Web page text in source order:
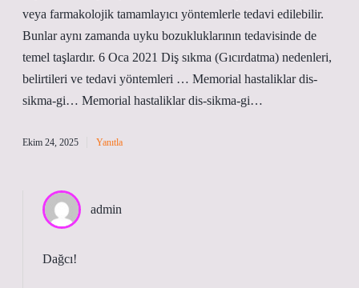
veya farmakolojik tamamlayıcı yöntemlerle tedavi edilebilir.
Bunlar aynı zamanda uyku bozukluklarının tedavisinde de
temel taşlardır. 6 Oca 2021 Diş sıkma (Gıcırdatma) nedenleri,
belirtileri ve tedavi yöntemleri … Memorial hastaliklar dis-
sikma-gi… Memorial hastaliklar dis-sikma-gi…
Ekim 24, 2025 Yanıtla
admin
Dağcı!